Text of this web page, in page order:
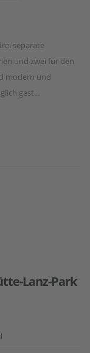
separate
und zwei für den
modern und
gest...
Lanz-Park